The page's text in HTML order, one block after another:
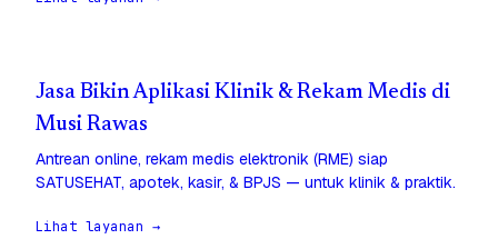
Jasa Bikin Aplikasi Klinik & Rekam Medis di
Musi Rawas
Antrean online, rekam medis elektronik (RME) siap
SATUSEHAT, apotek, kasir, & BPJS — untuk klinik & praktik.
Lihat layanan →